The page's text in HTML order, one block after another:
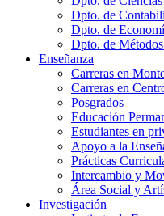
Dpto. de
Dpto. de
Dpto. de
Enseñanza
Carreras en
Carreras en
Posgrados
Educación
Estudiantes en
Apoyo a la
Prácticas
Intercambio y
Área Social y
Investigación